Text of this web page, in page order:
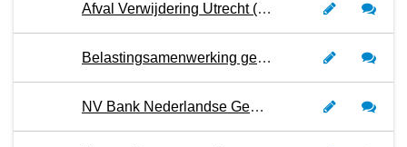
Afval Verwijdering Utrecht (AVU) - Programma 3
Belastingsamenwerking gemeenten en hoogheemraadschap Utrecht (BghU) - Programma 1
NV Bank Nederlandse Gemeenten (BNG) - Programma 1